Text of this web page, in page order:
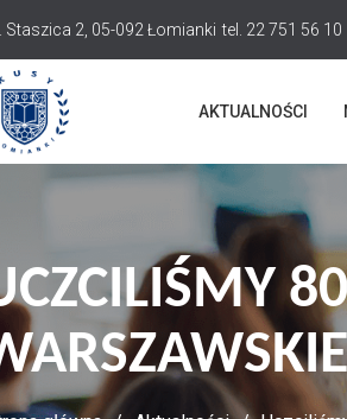
Staszica 2, 05-092 Łomianki tel. 22 751 56 10
AKTUALNOŚCI